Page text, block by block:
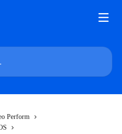
Perform